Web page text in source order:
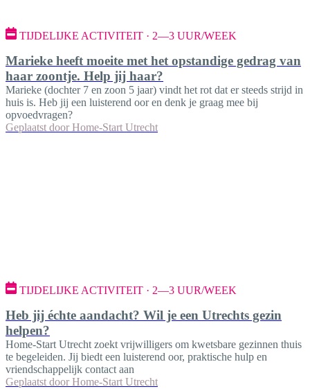
TIJDELIJKE ACTIVITEIT · 2—3 UUR/WEEK
Marieke heeft moeite met het opstandige gedrag van
haar zoontje. Help jij haar?
Marieke (dochter 7 en zoon 5 jaar) vindt het rot dat er steeds strijd in
huis is. Heb jij een luisterend oor en denk je graag mee bij
opvoedvragen?
Geplaatst door Home-Start Utrecht
TIJDELIJKE ACTIVITEIT · 2—3 UUR/WEEK
Heb jij échte aandacht? Wil je een Utrechts gezin
helpen?
Home-Start Utrecht zoekt vrijwilligers om kwetsbare gezinnen thuis
te begeleiden. Jij biedt een luisterend oor, praktische hulp en
vriendschappelijk contact aan
Geplaatst door Home-Start Utrecht